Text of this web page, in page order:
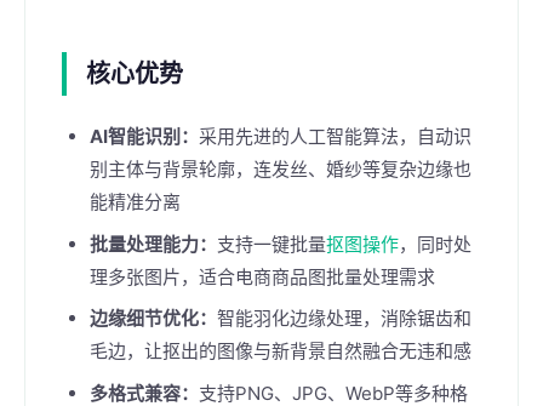
核心优势
AI智能识别： 采用先进的人工智能算法，自动识
别主体与背景轮廓，连发丝、婚纱等复杂边缘也
能精准分离
批量处理能力： 支持一键批量抠图操作，同时处
理多张图片，适合电商商品图批量处理需求
边缘细节优化： 智能羽化边缘处理，消除锯齿和
毛边，让抠出的图像与新背景自然融合无违和感
多格式兼容： 支持PNG、JPG、WebP等多种格